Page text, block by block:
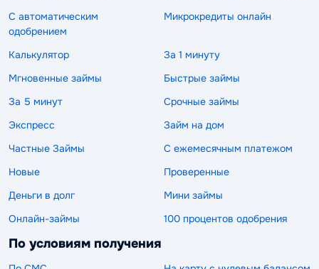
С автоматическим
одобрением
Микрокредиты онлайн
Калькулятор
За 1 минуту
Мгновенные займы
Быстрые займы
За 5 минут
Срочные займы
Экспресс
Займ на дом
Частные Займы
С ежемесячным платежом
Новые
Проверенные
Деньги в долг
Мини займы
Онлайн-займы
100 процентов одобрения
По условиям получения